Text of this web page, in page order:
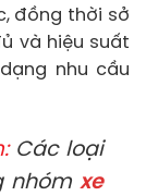
đồng thời sở
và hiệu suất
nhu cầu
Các loại
nhóm xe